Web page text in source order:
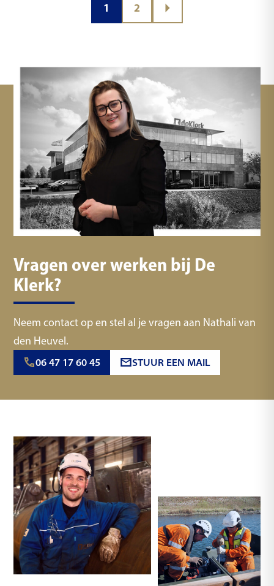
1 2
Vragen over werken bij De
Klerk?
Neem contact op en stel al je vragen aan Nathali van
den Heuvel.
06 47 17 60 45 STUUR EEN MAIL